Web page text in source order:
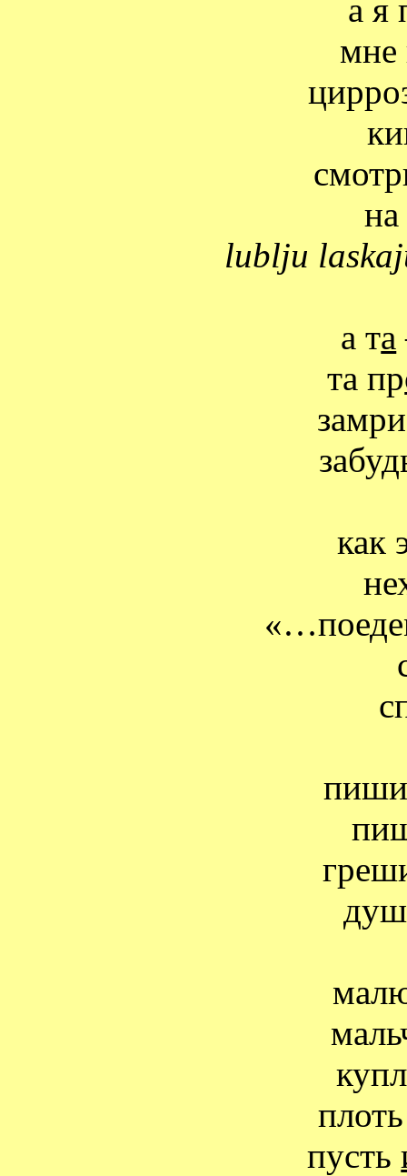
а я
мне
на
lublju
а та
та пр
как
пусть